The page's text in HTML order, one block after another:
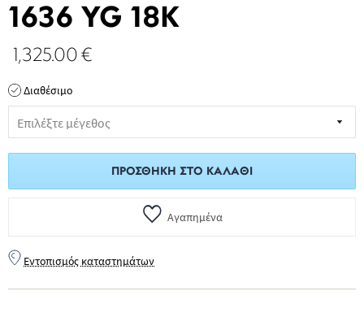
1636 YG 18K
1,325.00 €
Διαθέσιμο
ΠΡΟΣΘΉΚΗ ΣΤΟ ΚΑΛΆΘΙ
Αγαπημένα
Εντοπισμός καταστημάτων